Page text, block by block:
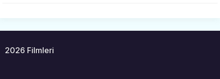
2026 Filmleri